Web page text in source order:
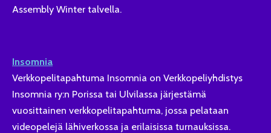
Assembly Winter talvella.
Insomnia
Verkkopelitapahtuma Insomnia on Verkkopeliyhdistys
Insomnia ry:n Porissa tai Ulvilassa järjestämä
vuosittainen verkkopelitapahtuma, jossa pelataan
videopelejä lähiverkossa ja erilaisissa turnauksissa.